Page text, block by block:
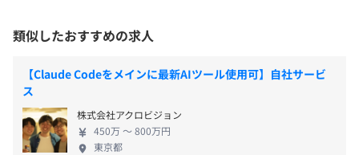
っていたら” を解決する
日本最大級の住まいの口コミ・評価サイト『マンションノ
ート』
https://www.mansion-note.com/
・汐留駅：徒歩4分
・御成門駅：徒歩8分
◆慶弔休暇
通勤交通費支給（上限月額２万円まで）
しています。現在、国内最大級に成長し、月間利用者
数（UU）は100万人を超えています。 物件情報のみ
を掲載している世の中の多くの不動産サイトと異な
り、「口コミや評価で比較しながら物件探しが出来
る」という大きな特徴・強みを持っています。 （マ
ンションの現住人・元住人をはじめとしてあらゆる
立場の人がマンションに対する意見・評価を投稿し
類似したおすすめの求人
【Claude Codeをメインに最新AIツール使用可】自社サービ
ス
株式会社アクロビジョン
450万 〜 800万円
東京都